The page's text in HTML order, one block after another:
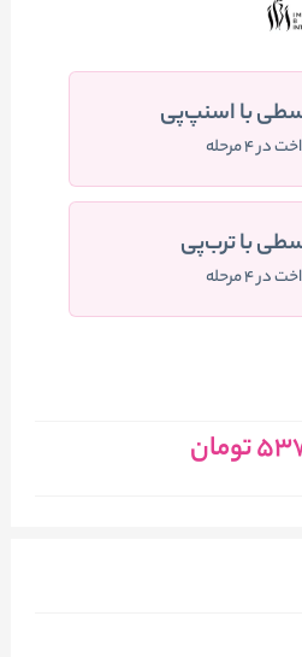
با اسنپ‌پی
۴ مرحله
با ترب‌پی
۴ مرحله
تومان